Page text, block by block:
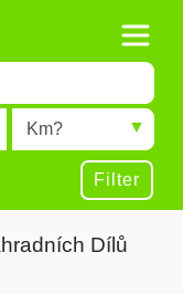
Radius
Filter
Dílů